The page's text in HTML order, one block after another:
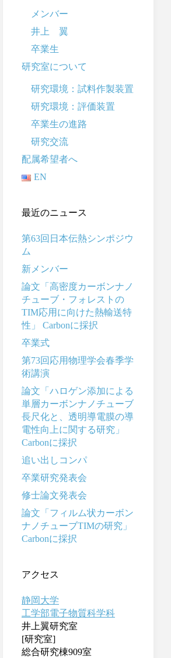
メンバー
井上 翼
卒業生
研究室について
研究環境：試料作製装置
研究環境：評価装置
卒業生の進路
研究交流
配属希望者へ
EN
最近のニュース
第63回日本伝熱シンポジウ
ム
新メンバー
論文「高密度カーボンナノ
チューブ・フォレストの
TIM応用に向けた熱輸送特
性」 Carbonに採択
卒業式
第73回応用物理学会春季学
術講演
論文「ハロゲン添加による
単層カーボンナノチューブ
長尺化と、透明導電膜の導
電性向上に関する研究」
Carbonに採択
追い出しコンパ
卒業研究発表会
修士論文発表会
論文「フィルム状カーボン
ナノチューブTIMの研究」
Carbonに採択
アクセス
静岡大学
工学部電子物質科学科
井上翼研究室
[研究室]
総合研究棟909室